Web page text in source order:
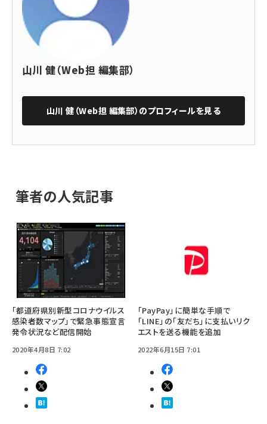
山川 健（Web担 編集部）
山川 健（Web担 編集部） のプロフィールを見る
筆者の人気記事
「都道府県別新型コロナウイルス
感染者数マップ」で緊急事態宣言
発令状況など配信開始
2020年4月8日 7:02
「PayPay」に簡単な手順で
「LINE」の「友だち」に支払いリク
エストを送る機能を追加
2022年6月15日 7:01